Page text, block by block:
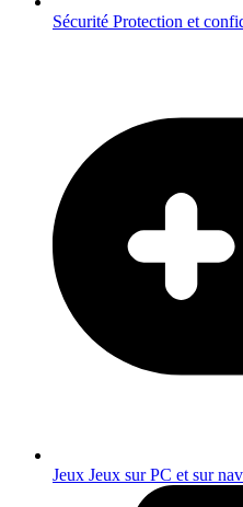
Sécurité Protection et
Jeux Jeux sur PC et sur